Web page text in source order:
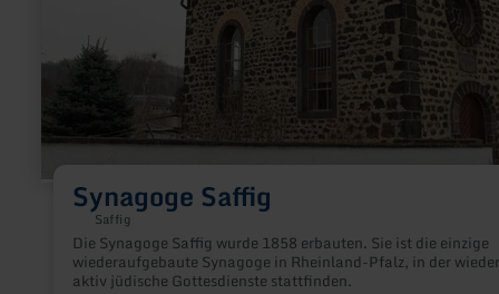
Synagoge Saffig
Saffig
Die Synagoge Saffig wurde 1858 erbauten. Sie ist die einzige
wiederaufgebaute Synagoge in Rheinland-Pfalz, in der wieder
aktiv jüdische Gottesdienste stattfinden.